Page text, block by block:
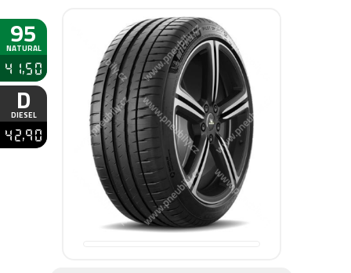
95
NATURAL
41,50
D
DIESEL
42,90